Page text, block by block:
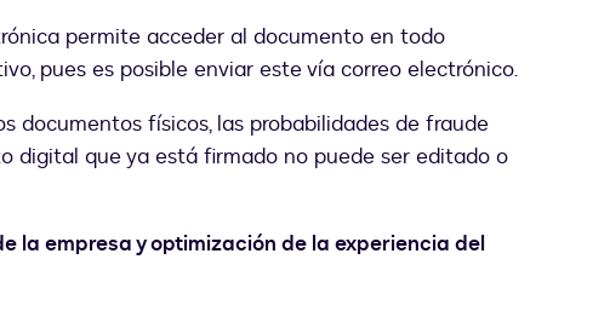
permite acceder al documento en todo
pues es posible enviar este vía correo electrónico.
documentos físicos, las probabilidades de fraude
digital que ya está firmado no puede ser editado o
la empresa y optimización de la experiencia del